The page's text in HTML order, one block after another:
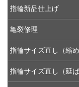
指輪新品仕上げ
亀裂修理
指輪サイズ直し（縮め
指輪サイズ直し（延ば